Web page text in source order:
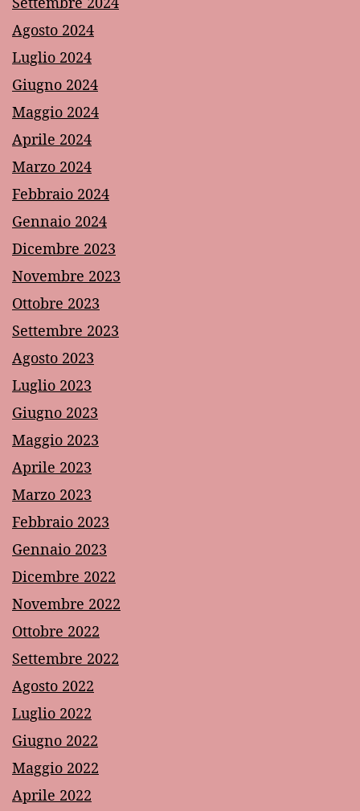
Agosto 2024
Luglio 2024
Giugno 2024
Maggio 2024
Aprile 2024
Marzo 2024
Febbraio 2024
Gennaio 2024
Dicembre 2023
Novembre 2023
Ottobre 2023
Settembre 2023
Agosto 2023
Luglio 2023
Giugno 2023
Maggio 2023
Aprile 2023
Marzo 2023
Febbraio 2023
Gennaio 2023
Dicembre 2022
Novembre 2022
Ottobre 2022
Settembre 2022
Agosto 2022
Luglio 2022
Giugno 2022
Maggio 2022
Aprile 2022